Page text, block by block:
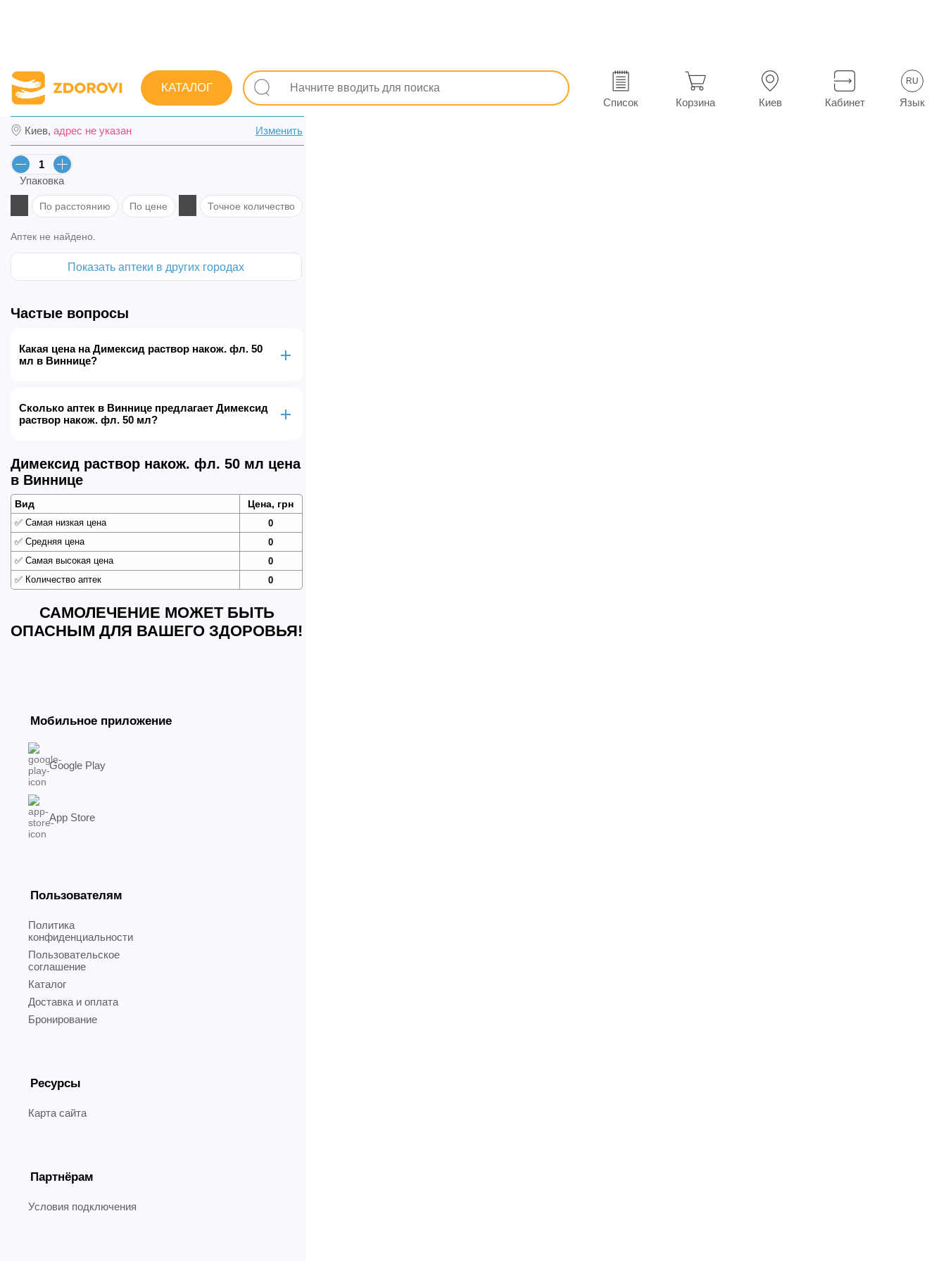
КАТАЛОГ
Список Корзина Киев Кабинет
RU
Язык
Поиск лекарств Лекарства Опорно-двигательная система Хондропротекторы Димексид раствор накож. фл. 50 мл
Димексид раствор накож. фл. 50 мл в Виннице
Киев, адрес не указан Изменить
Упаковка
По расстоянию По цене Точное количество
Аптек не найдено.
Показать аптеки в других городах
Частые вопросы
Какая цена на Димексид раствор накож. фл. 50
мл в Виннице?
Сколько аптек в Виннице предлагает Димексид
раствор накож. фл. 50 мл?
Димексид раствор накож. фл. 50 мл цена
в Виннице
Вид Цена, грн
✅ Самая низкая цена
0
✅ Средняя цена
0
✅ Самая высокая цена
0
✅ Количество аптек 0
САМОЛЕЧЕНИЕ МОЖЕТ БЫТЬ
ОПАСНЫМ ДЛЯ ВАШЕГО ЗДОРОВЬЯ!
Мобильное приложение
Google Play
App Store
Пользователям
Политика
конфиденциальности
Пользовательское
соглашение
Каталог
Доставка и оплата
Бронирование
Ресурсы
Карта сайта
Партнёрам
Условия подключения